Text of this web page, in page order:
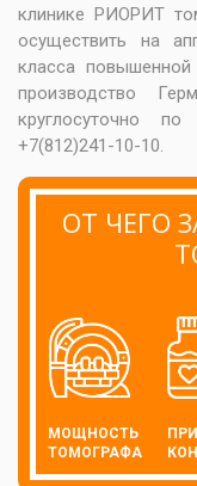
клинике РИОРИТ
осуществить на
класса
производство
круглосуточно
+7(812)241-10-10.
ОТ ЧЕГО
МОЩНОСТЬ
ТОМОГРАФА